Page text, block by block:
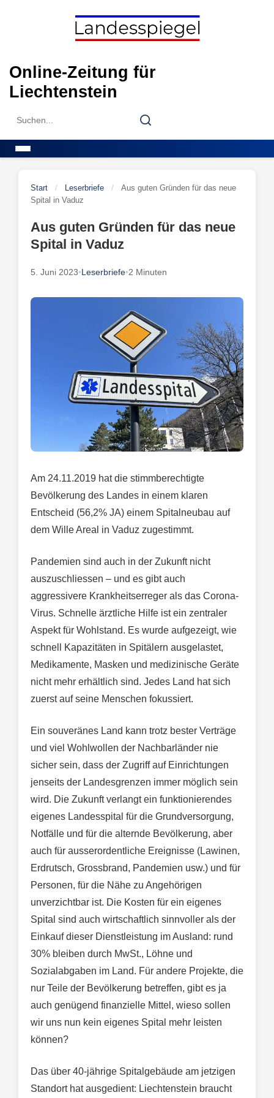
Online-Zeitung für
Liechtenstein
Search
Search
Start / Leserbriefe /
Aus guten Gründen für das neue
Spital in Vaduz
Aus guten Gründen für das neue
Spital in Vaduz
5. Juni 2023•Leserbriefe•2 Minuten
Am 24.11.2019 hat die stimmberechtigte
Bevölkerung des Landes in einem klaren
Entscheid (56,2% JA) einem Spitalneubau auf
dem Wille Areal in Vaduz zugestimmt.
Pandemien sind auch in der Zukunft nicht
auszuschliessen – und es gibt auch
aggressivere Krankheitserreger als das Corona-
Virus. Schnelle ärztliche Hilfe ist ein zentraler
Aspekt für Wohlstand. Es wurde aufgezeigt, wie
schnell Kapazitäten in Spitälern ausgelastet,
Medikamente, Masken und medizinische Geräte
nicht mehr erhältlich sind. Jedes Land hat sich
zuerst auf seine Menschen fokussiert.
Ein souveränes Land kann trotz bester Verträge
und viel Wohlwollen der Nachbarländer nie
sicher sein, dass der Zugriff auf Einrichtungen
jenseits der Landesgrenzen immer möglich sein
wird. Die Zukunft verlangt ein funktionierendes
eigenes Landesspital für die Grundversorgung,
Notfälle und für die alternde Bevölkerung, aber
auch für ausserordentliche Ereignisse (Lawinen,
Erdrutsch, Grossbrand, Pandemien usw.) und für
Personen, für die Nähe zu Angehörigen
unverzichtbar ist. Die Kosten für ein eigenes
Spital sind auch wirtschaftlich sinnvoller als der
Einkauf dieser Dienstleistung im Ausland: rund
30% bleiben durch MwSt., Löhne und
Sozialabgaben im Land. Für andere Projekte, die
nur Teile der Bevölkerung betreffen, gibt es ja
auch genügend finanzielle Mittel, wieso sollen
wir uns nun kein eigenes Spital mehr leisten
können?
Das über 40-jährige Spitalgebäude am jetzigen
Standort hat ausgedient: Liechtenstein braucht